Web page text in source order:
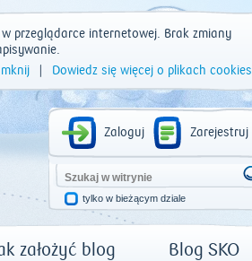
przeglądarce internetowej. Brak zmiany
Dowiedz się więcej o plikach cookies
Zaloguj Zarejestruj
tylko w bieżącym dziale
założyć blog Blog SKO